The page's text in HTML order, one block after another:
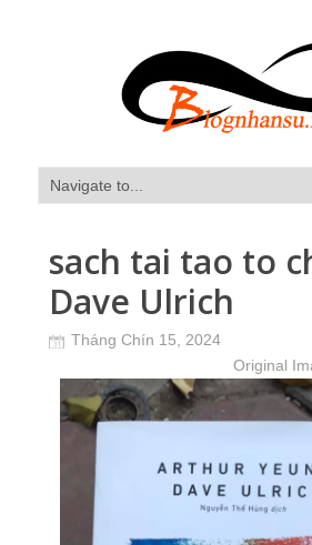
sach tai tao to
Dave Ulrich
Tháng Chín 15, 2024
Original